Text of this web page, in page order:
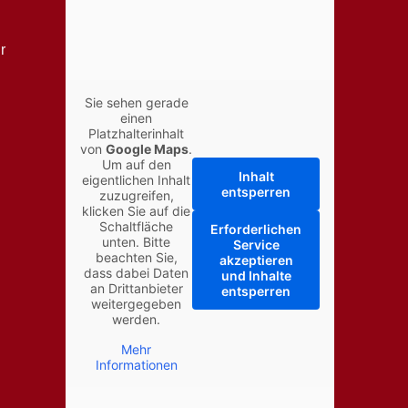
Sie sehen gerade
einen
Platzhalterinhalt
vonGoogle Maps.
Um auf den
eigentlichen Inhalt
zuzugreifen,
klicken Sie auf die
Schaltfläche
unten. Bitte
beachten Sie,
dass dabei Daten
an Drittanbieter
weitergegeben
werden.
Mehr
Informationen
Inhalt
entsperren
Erforderlichen
Service
akzeptieren
und Inhalte
entsperren